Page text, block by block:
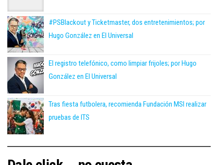
#PSBlackout y Ticketmaster, dos entretenimientos; por
Hugo González en El Universal
El registro telefónico, como limpiar frijoles; por Hugo
González en El Universal
Tras fiesta futbolera, recomienda Fundación MSI realizar
pruebas de ITS